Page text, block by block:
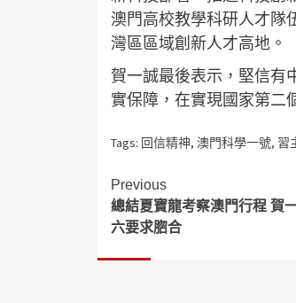
澳門高校教學科研人才隊
灣區區域創新人才高地。
賀一誠最後表示，堅信有
實保障，在實現國家第二
Tags: 回信精神, 澳門科學一號, 習
Continue
Reading
Previous
總結夏寶龍考察澳門行程 賀
六要求脗合